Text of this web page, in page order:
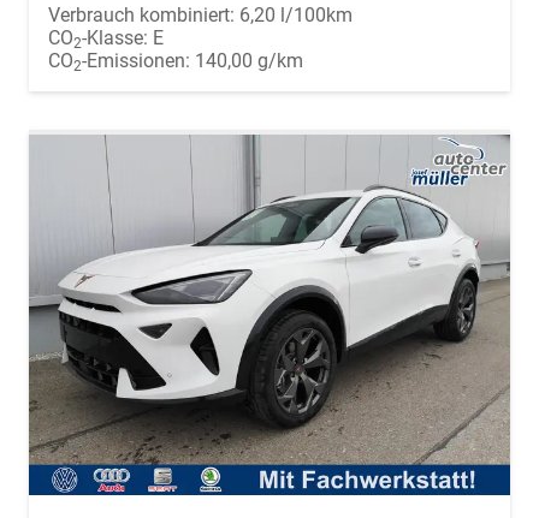
Verbrauch kombiniert: 6,20 l/100km
CO2-Klasse: E
CO2-Emissionen: 140,00 g/km